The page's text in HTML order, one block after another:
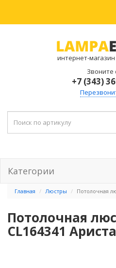
интернет-
Звоните
+7 (343)
Категории
Главная Люстры Потолочная
Потолочная
CL164341 Ариста